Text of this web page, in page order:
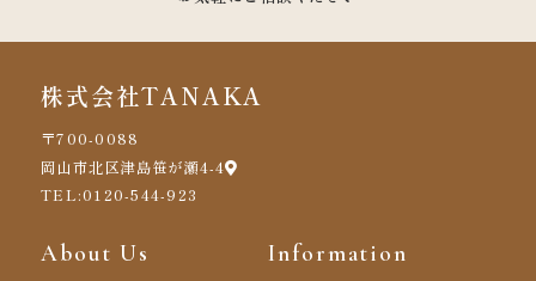
株式会社TANAKA
〒700-0088
岡山市北区津島笹が瀬4-4
TEL:0120-544-923
About Us Information